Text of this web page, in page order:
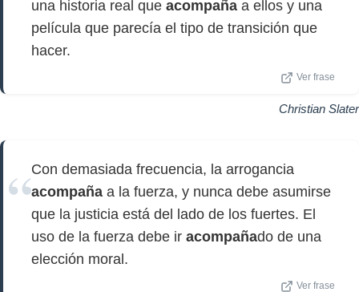
una historia real que acompaña a ellos y una
película que parecía el tipo de transición que
hacer.
Ver frase
Christian Slater
Con demasiada frecuencia, la arrogancia
acompaña a la fuerza, y nunca debe asumirse
que la justicia está del lado de los fuertes. El
uso de la fuerza debe ir acompañado de una
elección moral.
Ver frase